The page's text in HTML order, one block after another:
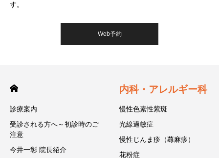
す。
Web予約
診療案内
受診される方へ～初診時のご
注意
今井一彰 院長紹介
内科・アレルギー科
慢性色素性紫斑
光線過敏症
慢性じんま疹（蕁麻疹）
花粉症